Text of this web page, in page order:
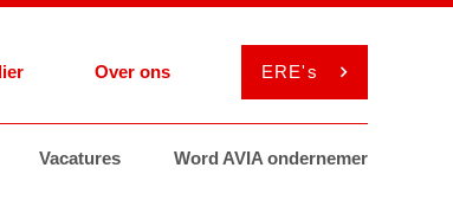
Services Smeermiddelen MyAVIA
Services Smeermiddelen ViaAVIA
Over ons
Vacatures Word AVIA ondernemer
ERE's